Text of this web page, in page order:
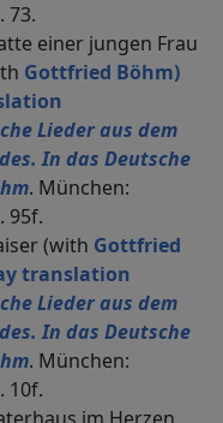
73.
einer jungen Frau
Gottfried Böhm)
Lieder aus dem
In das Deutsche
. München:
95f.
(with Gottfried
translation
Lieder aus dem
In das Deutsche
. München:
10f.